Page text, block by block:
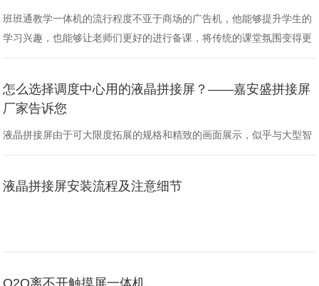
班班通教学一体机的流行程度不亚于商场的广告机，他能够提升学生的
学习兴趣，也能够让老师们更好的进行备课，将传统的课堂氛围变得更
的： 1、教室信息组员整合能力低 在课件的制作……
怎么选择调度中心用的液晶拼接屏？——嘉安盛拼接屏
厂家告诉您
液晶拼接屏由于可大限度拓展的规格和精致的画面展示，似乎与大型智
大屏的身影，越来越多来自银行、水力、电力、矿山、石油、冶金、化
液晶拼接屏安装流程及注意细节
O2O离不开触摸屏一体机